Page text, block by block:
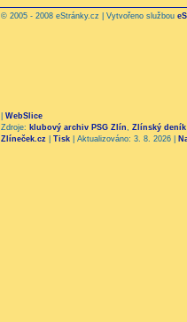
© 2005 - 2008 eStránky.cz | Vytvořeno službou
WebSlice
Zdroje: klubový archiv PSG Zlín Zlínský deník
Zlíneček.cz
Tisk Aktualizováno: 3. 8. 2026